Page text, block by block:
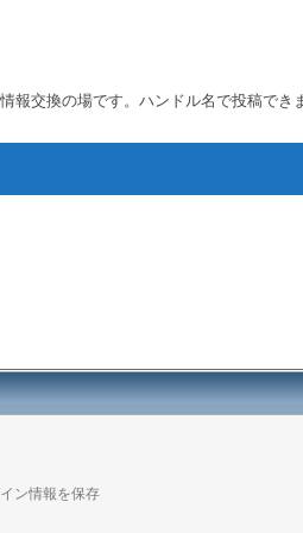
交換の場です。ハンドル名で投稿でき
コンテンツへ移動
ン情報を保存